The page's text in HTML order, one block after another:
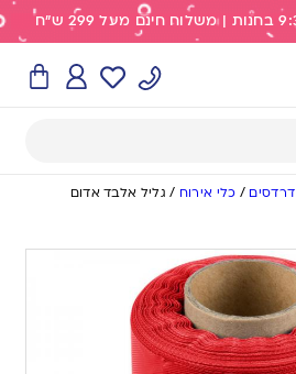
דרדסים / כלי אירוח / גליל אלבד אדום